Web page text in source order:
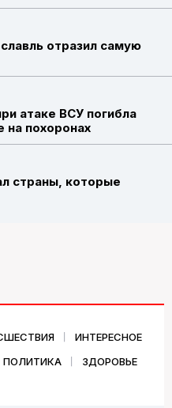
отразил самую
атаке ВСУ погибла
на похоронах
страны, которые
ИНТЕРЕСНОЕ
ПОЛИТИКА ЗДОРОВЬЕ